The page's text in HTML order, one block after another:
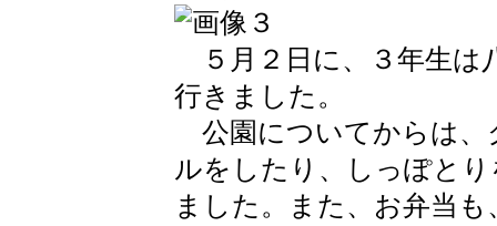
５月２日に、３年生は
行きました。
公園についてからは、
ルをしたり、しっぽと
ました。また、お弁当